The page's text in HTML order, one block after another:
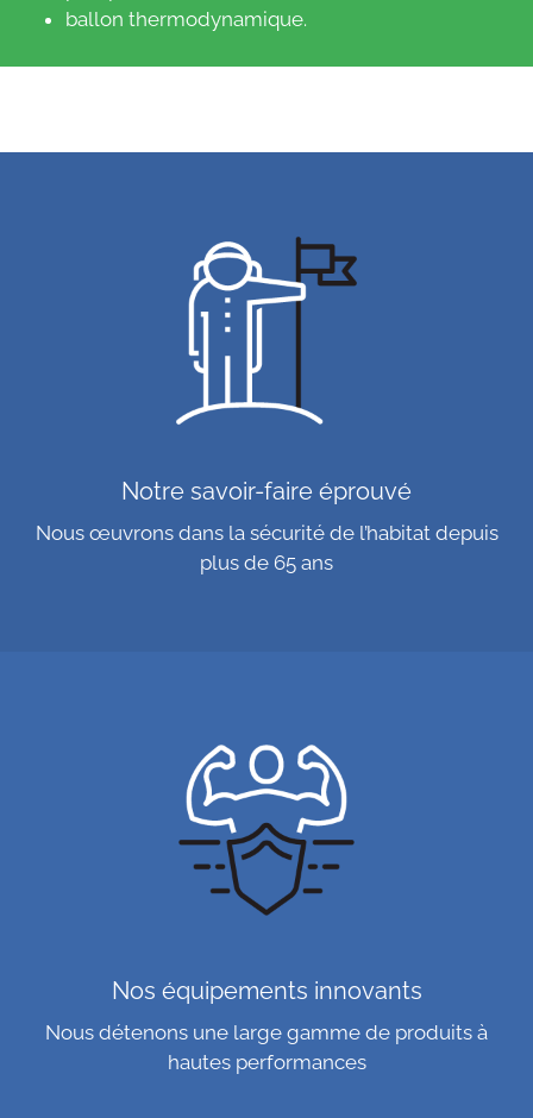
ballon thermodynamique.
Notre savoir-faire éprouvé
Nous œuvrons dans la sécurité de l’habitat depuis
plus de 65 ans
Nos équipements innovants
Nous détenons une large gamme de produits à
hautes performances